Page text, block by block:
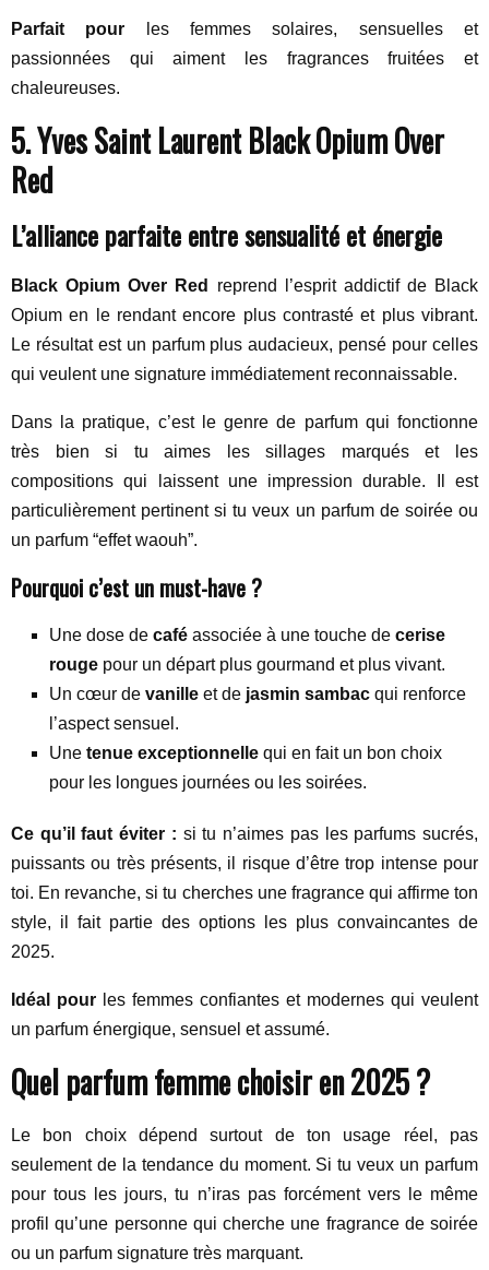
Parfait pour les femmes solaires, sensuelles et
passionnées qui aiment les fragrances fruitées et
chaleureuses.
5. Yves Saint Laurent Black Opium Over
Red
L’alliance parfaite entre sensualité et énergie
Black Opium Over Red
reprend l’esprit addictif de Black
Opium en le rendant encore plus contrasté et plus vibrant.
Le résultat est un parfum plus audacieux, pensé pour celles
qui veulent une signature immédiatement reconnaissable.
Dans la pratique, c’est le genre de parfum qui fonctionne
très bien si tu aimes les sillages marqués et les
compositions qui laissent une impression durable. Il est
particulièrement pertinent si tu veux un parfum de soirée ou
un parfum “effet waouh”.
Pourquoi c’est un must-have ?
Une dose de café associée à une touche de cerise
rouge pour un départ plus gourmand et plus vivant.
Un cœur de vanille et de jasmin sambac qui renforce
l’aspect sensuel.
Une tenue exceptionnelle qui en fait un bon choix
pour les longues journées ou les soirées.
Ce qu’il faut éviter : si tu n’aimes pas les parfums sucrés,
puissants ou très présents, il risque d’être trop intense pour
toi. En revanche, si tu cherches une fragrance qui affirme ton
style, il fait partie des options les plus convaincantes de
2025.
Idéal pour les femmes confiantes et modernes qui veulent
un parfum énergique, sensuel et assumé.
Quel parfum femme choisir en 2025 ?
Le bon choix dépend surtout de ton usage réel, pas
seulement de la tendance du moment. Si tu veux un parfum
pour tous les jours, tu n’iras pas forcément vers le même
profil qu’une personne qui cherche une fragrance de soirée
ou un parfum signature très marquant.